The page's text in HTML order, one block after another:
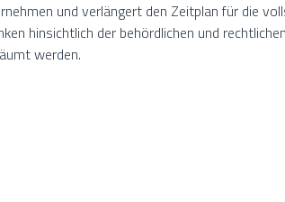
und verlängert den Zeitplan für die
hinsichtlich der behördlichen und
werden.